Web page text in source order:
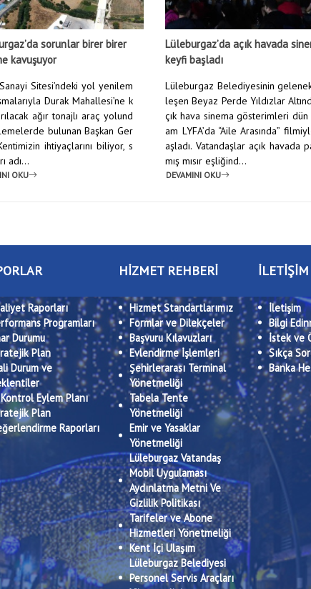
sorunlar birer birer
kavuşuyor
Sitesi’ndeki yol yenilem
Durak Mahallesi’ne k
ağır tonajlı araç yolund
bulunan Başkan Ger
ihtiyaçlarını biliyor, s
adı...
OKU
Lüleburgaz’da açık havada
keyfi başladı
Lüleburgaz Belediyesinin
leşen Beyaz Perde Yıldızlar
çık hava sinema gösterimleri dün
am LYFA’da “Aile Arasında”
aşladı. Vatandaşlar açık havada
mış mısır eşliğind...
DEVAMINI OKU
Raporları
Programları
Durumu
Plan
Durum ve
Eylem Planı
Plan
Raporları
HİZMET REHBERİ
Hizmet Standartlarımız
Formlar ve Dilekçeler
Başvuru Kılavuzları
Evlendirme İşlemleri
Şehirlerarası Terminal
Yönetmeliği
Tabela Tente
Yönetmeliği
Emir ve Yasaklar
Yönetmeliği
Lüleburgaz Vatandaş
Mobil Uygulaması
Aydınlatma Metni Ve
Gizlilik Politikası
Tarifeler ve Abone
Hizmetleri Yönetmeliği
Kent İçi Ulaşım
Lüleburgaz Belediyesi
Personel Servis Araçları
İLETİŞİM
İletişim
Bilgi
İstek ve
Sıkça
Banka